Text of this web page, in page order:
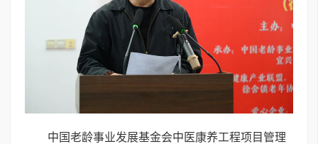
中国老龄事业发展基金会中医康养工程项目管理